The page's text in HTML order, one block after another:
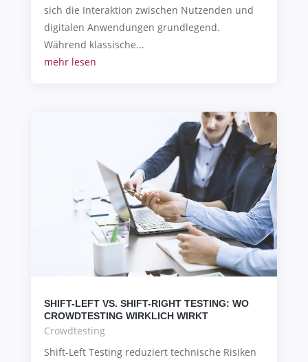
sich die Interaktion zwischen Nutzenden und
digitalen Anwendungen grundlegend.
Während klassische...
mehr lesen
SHIFT-LEFT VS. SHIFT-RIGHT TESTING: WO
CROWDTESTING WIRKLICH WIRKT
Crowdtesting
Shift-Left Testing reduziert technische Risiken